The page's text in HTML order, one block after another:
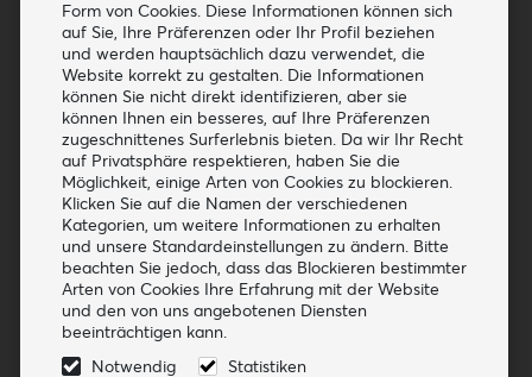
Form von Cookies. Diese Informationen können sich
auf Sie, Ihre Präferenzen oder Ihr Profil beziehen
und werden hauptsächlich dazu verwendet, die
Website korrekt zu gestalten. Die Informationen
können Sie nicht direkt identifizieren, aber sie
können Ihnen ein besseres, auf Ihre Präferenzen
zugeschnittenes Surferlebnis bieten. Da wir Ihr Recht
auf Privatsphäre respektieren, haben Sie die
Möglichkeit, einige Arten von Cookies zu blockieren.
Klicken Sie auf die Namen der verschiedenen
Kategorien, um weitere Informationen zu erhalten
und unsere Standardeinstellungen zu ändern. Bitte
beachten Sie jedoch, dass das Blockieren bestimmter
Arten von Cookies Ihre Erfahrung mit der Website
und den von uns angebotenen Diensten
beeinträchtigen kann.
Notwendig
Statistiken
Kundendienst
Kontakt
Cookies
FAQ's
Weitere Informationen
Blog
Start als Händler
Folge uns